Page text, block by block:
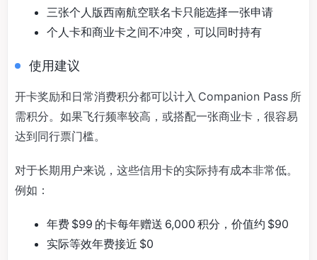
三张个人版西南航空联名卡只能选择一张申请
个人卡和商业卡之间不冲突，可以同时持有
使用建议
开卡奖励和日常消费积分都可以计入 Companion Pass 所
需积分。如果飞行频率较高，或搭配一张商业卡，很容易
达到同行票门槛。
对于长期用户来说，这些信用卡的实际持有成本非常低。
例如：
年费 $99 的卡每年赠送 6,000 积分，价值约 $90
实际等效年费接近 $0